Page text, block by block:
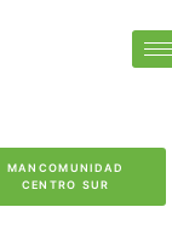
MANCOMUNIDAD
CENTRO SUR